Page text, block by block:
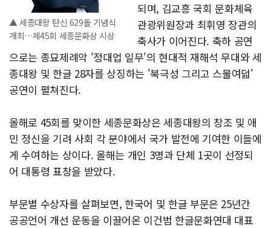
▲ 세종대왕 탄신 629돌 기념식
개최…제45회 세종문화상 시상
되며, 김교흥 국회 문화체육
관광위원장과 최휘영 장관의
축사가 이어진다. 축하 공연
으로는 종묘제례악 '정대업 일무'의 현대적 재해석 무대와 세
종대왕 및 한글 28자를 상징하는 '북극성 그리고 스물여덟'
공연이 펼쳐진다.
올해로 45회를 맞이한 세종문화상은 세종대왕의 창조 및 애
민 정신을 기려 사회 각 분야에서 국가 발전에 기여한 이들에
게 수여하는 상이다. 올해는 개인 3명과 단체 1곳이 선정되
어 대통령 표창을 받았다.
부문별 수상자를 살펴보면, 한국어 및 한글 부문은 25년간
공공언어 개선 운동을 이끌어온 이건범 한글문화연대 대표